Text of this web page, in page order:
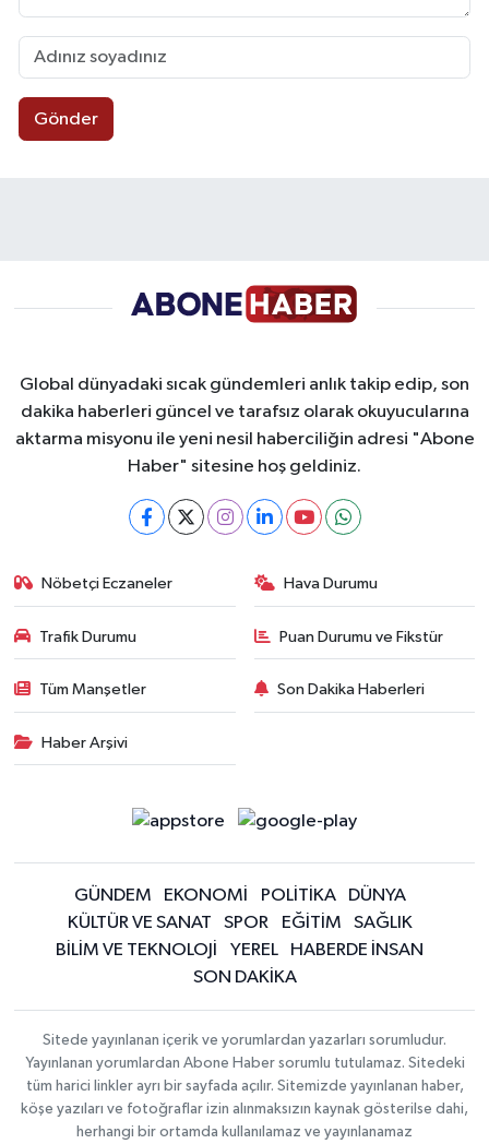
Gönder
Global dünyadaki sıcak gündemleri anlık takip edip, son
dakika haberleri güncel ve tarafsız olarak okuyucularına
aktarma misyonu ile yeni nesil haberciliğin adresi "Abone
Haber" sitesine hoş geldiniz.
Nöbetçi Eczaneler Hava Durumu
Trafik Durumu Puan Durumu ve Fikstür
Tüm Manşetler Son Dakika Haberleri
Haber Arşivi
GÜNDEM EKONOMİ POLİTİKA
DÜNYA
KÜLTÜR VE SANAT
SPOR EĞİTİM
SAĞLIK
BİLİM VE TEKNOLOJİ
YEREL
HABERDE İNSAN
SON DAKİKA
Sitede yayınlanan içerik ve yorumlardan yazarları sorumludur.
Yayınlanan yorumlardan Abone Haber sorumlu tutulamaz. Sitedeki
tüm harici linkler ayrı bir sayfada açılır. Sitemizde yayınlanan haber,
köşe yazıları ve fotoğraflar izin alınmaksızın kaynak gösterilse dahi,
herhangi bir ortamda kullanılamaz ve yayınlanamaz